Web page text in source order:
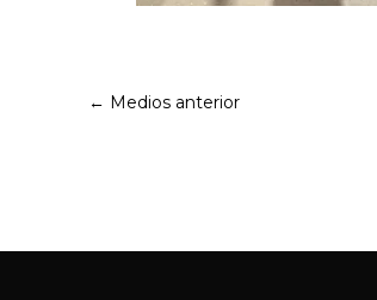
← Medios anterior